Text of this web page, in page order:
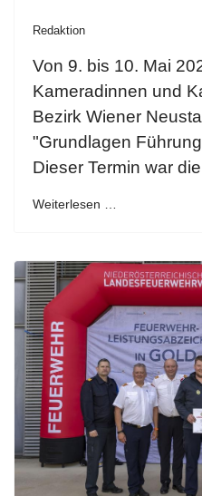
Redaktion
Von 9. bis 10. Mai
Kameradinnen und
Bezirk Wiener
"Grundlagen
Dieser Termin war
Weiterlesen …